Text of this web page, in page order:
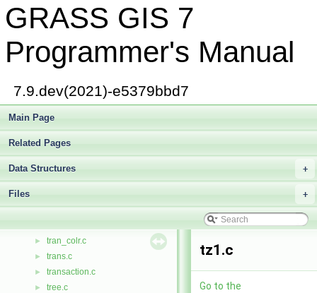
GRASS GIS 7
Programmer's Manual
7.9.dev(2021)-e5379bbd7
Main Page
Related Pages
+
Data Structures
+
Files
► text2.c
► text3.c
► tilealloc.c
tileio.c
tilemath.c
tilenull.c
► tileread.c
► tilewrite.c
► timestamp.c
► timetables.c
► tin.c
► db/dbmi_base/token.c
► tran_colr.c
► trans.c
► transaction.c
► tree.c
tz1.c
Go to the